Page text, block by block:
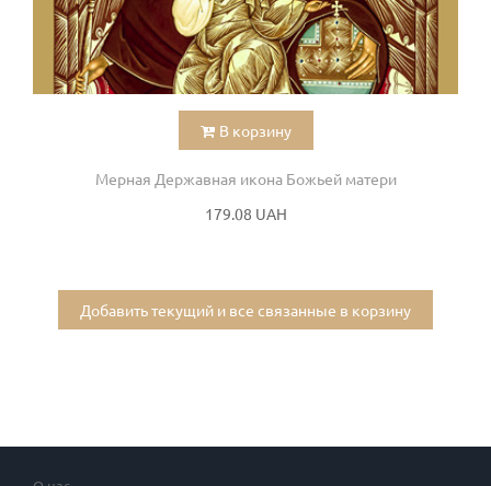
В корзину
Мерная Державная икона Божьей матери
179.08 UAH
Добавить текущий и все связанные в корзину